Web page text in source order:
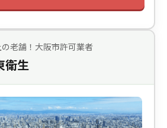
老舗！大阪市許可業者
衛生